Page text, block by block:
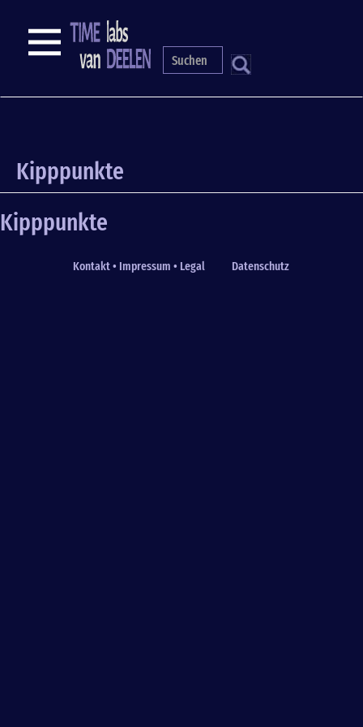
content
S
NAVIGATION
Kipppunkte
Kipppunkte
Fußzeile
Kontakt • Impressum • Legal Datenschutz